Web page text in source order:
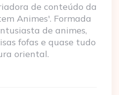
de conteúdo da
Animes'. Formada
de animes,
fofas e quase tudo
oriental.